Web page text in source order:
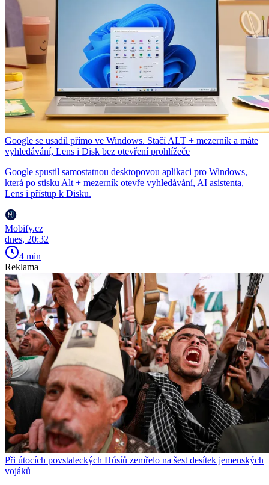
Google se usadil přímo ve Windows. Stačí ALT + mezerník a máte
vyhledávání, Lens i Disk bez otevření prohlížeče
Google spustil samostatnou desktopovou aplikaci pro Windows,
která po stisku Alt + mezerník otevře vyhledávání, AI asistenta,
Lens i přístup k Disku.
Mobify.cz
dnes, 20:32
4 min
Reklama
Při útocích povstaleckých Húsíů zemřelo na šest desítek jemenských
vojáků